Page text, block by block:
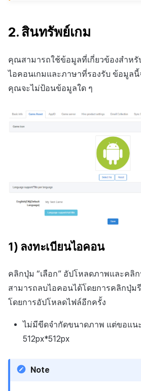
2. สินทรัพย์เกม
คุณสามารถใช้ข้อมูลที่เกี่ยวข้องสำห
ไอคอนเกมและภาษาที่รองรับ ข้อมูล
คุณจะไม่ป้อนข้อมูลใด ๆ
1) ลงทะเบียนไอคอน
คลิกปุ่ม “เลือก” อัปโหลดภาพและคลิ
สามารถลบไอคอนได้โดยการคลิกปุ่ม
โดยการอัปโหลดไฟล์อีกครั้ง
ไม่มีขีดจำกัดขนาดภาพ แต่ขอแน
512px*512px
Note